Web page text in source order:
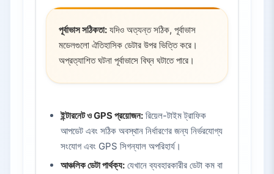
পূর্বাভাস সঠিকতা: যদিও অত্যন্ত সঠিক, পূর্বাভাস
মডেলগুলো ঐতিহাসিক ডেটার উপর ভিত্তি করে।
অপ্রত্যাশিত ঘটনা পূর্বাভাসে বিঘ্ন ঘটাতে পারে।
ইন্টারনেট ও GPS প্রয়োজন: রিয়েল-টাইম ট্রাফিক
আপডেট এবং সঠিক অবস্থান নির্ধারণের জন্য নির্ভরযোগ্য
সংযোগ এবং GPS সিগন্যাল অপরিহার্য।
আঞ্চলিক ডেটা পার্থক্য: যেখানে ব্যবহারকারীর ডেটা কম বা